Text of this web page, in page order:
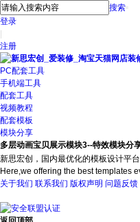
搜索
登录
注册
PC配套工具
手机端工具
配套工具
视频教程
配套模板
模块分享
多层动画宝贝展示模块3--特效模块分
新思宏创，国内最优化的模板设计平
Here,we offering the best templates
关于我们 联系我们 版权声明 问题反馈